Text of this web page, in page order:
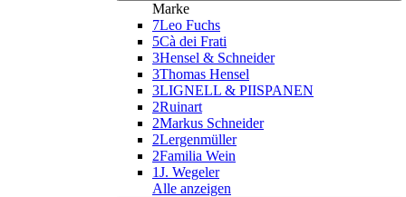
Marke
7Leo Fuchs
5Cà dei Frati
3Hensel & Schneider
3Thomas Hensel
3LIGNELL & PIISPANEN
2Ruinart
2Markus Schneider
2Lergenmüller
2Familia Wein
1J. Wegeler
Alle anzeigen